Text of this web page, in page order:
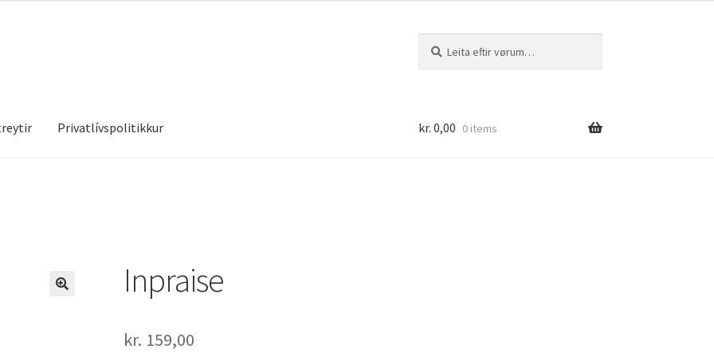
eftir:
Privatlívspolitikkur kr. 0,00 0 items
Inpraise
kr. 159,00